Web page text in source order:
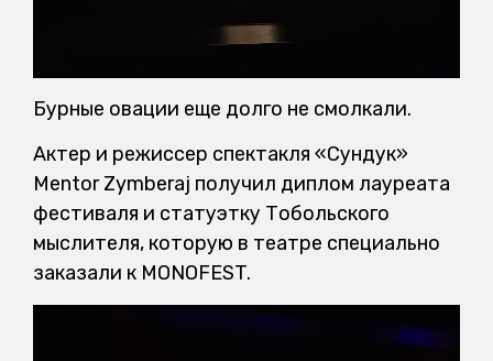
Бурные овации еще долго не смолкали.
Актер и режиссер спектакля «Сундук»
Mentor Zymberaj получил диплом лауреата
фестиваля и статуэтку Тобольского
мыслителя, которую в театре специально
заказали к MONOFEST.